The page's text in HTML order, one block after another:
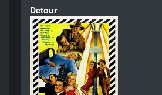
Detour